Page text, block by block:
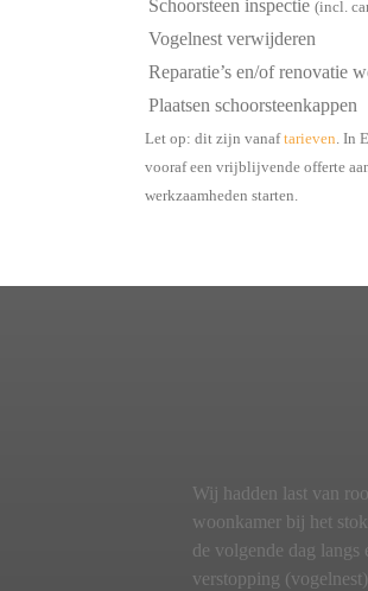
Schoorsteen inspectie (incl.
Vogelnest verwijderen
Reparatie’s en/of renovatie
Plaatsen schoorsteenkappen
Let op: dit zijn vanaftarieven . In
vooraf een vrijblijvende offerte
werkzaamheden starten.
Wij hadden last van
woonkamer bij het
de volgende dag langs
verstopping